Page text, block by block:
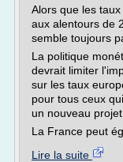
Alors que les
aux alentours de
semble toujours
La politique
devrait limiter
sur les taux
pour tous ceux
un nouveau
La France peut
Lire la suite